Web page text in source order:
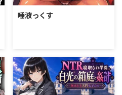
唾液っくす